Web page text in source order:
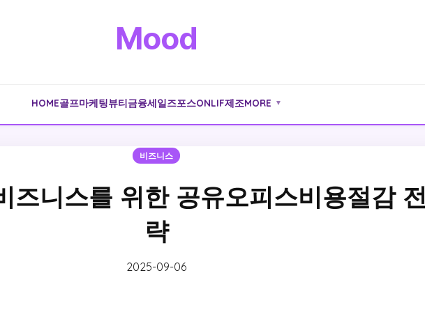
Mood
HOME골프마케팅뷰티금융세일즈포스ONLIF제조MORE ▼
비즈니스
즈니스를 위한 공유오피스비용절감 전
략
2025-09-06